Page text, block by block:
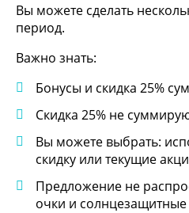
Вы можете сделать
период.
Важно знать:
Бонусы и скидка 25%
Скидка 25% не
Вы можете выбрать:
скидку или текущие
Предложение не
очки и солнцезащитные